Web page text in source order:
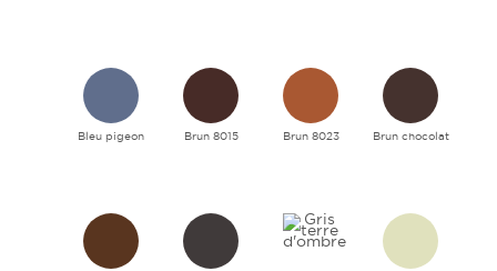
Bleu pigeon Brun 8015 Brun 8023 Brun chocolat